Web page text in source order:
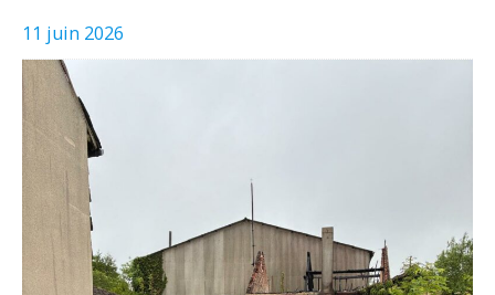
11 juin 2026